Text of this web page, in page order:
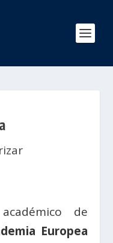
de
Europea